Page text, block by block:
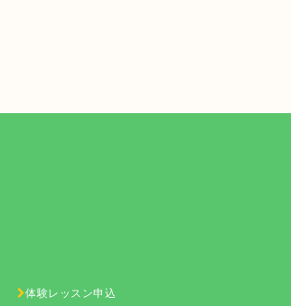
体験レッスン申込